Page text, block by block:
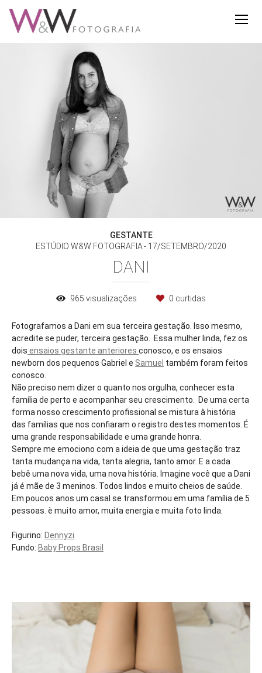
GESTANTE
ESTÚDIO W&W FOTOGRAFIA
17/SETEMBRO/2020
DANI
965 visualizações 0 curtidas
Fotografamos a Dani em sua terceira gestação. Isso mesmo,
acredite se puder, terceira gestação. Essa mulher linda, fez os
dois ensaios gestante anteriores conosco, e os ensaios
newborn dos pequenos Gabriel e Samuel também foram feitos
conosco.
Não preciso nem dizer o quanto nos orgulha, conhecer esta
família de perto e acompanhar seu crescimento. De uma certa
forma nosso crescimento profissional se mistura à história
das famílias que nos confiaram o registro destes momentos. É
uma grande responsabilidade e uma grande honra.
Sempre me emociono com a ideia de que uma gestação traz
tanta mudança na vida, tanta alegria, tanto amor. E a cada
bebê uma nova vida, uma nova história. Imagine você que a Dani
já é mãe de 3 meninos. Todos lindos e muito cheios de saúde.
Em poucos anos um casal se transformou em uma família de 5
pessoas. è muito amor, muita energia e muita foto linda.
Figurino: Dennyzi
Fundo: Baby Props Brasil